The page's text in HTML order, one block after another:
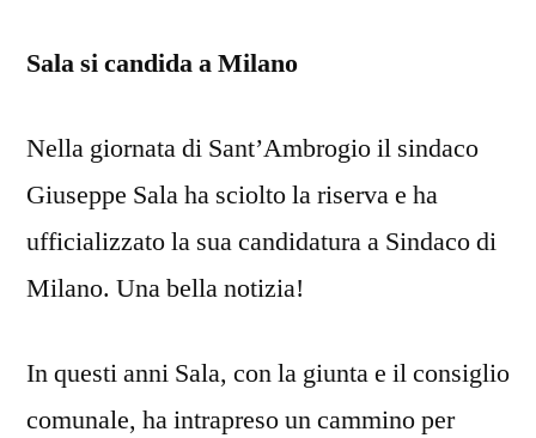
Sala si candida a Milano
Nella giornata di Sant’Ambrogio il sindaco
Giuseppe Sala ha sciolto la riserva e ha
ufficializzato la sua candidatura a Sindaco di
Milano. Una bella notizia!
In questi anni Sala, con la giunta e il consiglio
comunale, ha intrapreso un cammino per